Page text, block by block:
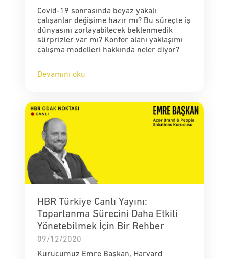
Covid-19 sonrasında beyaz yakalı
çalışanlar değişime hazır mı? Bu süreçte iş
dünyasını zorlayabilecek beklenmedik
sürprizler var mı? Konfor alanı yaklaşımı
çalışma modelleri hakkında neler diyor?
Devamını oku
HBR Türkiye Canlı Yayını:
Toparlanma Sürecini Daha Etkili
Yönetebilmek İçin Bir Rehber
09/12/2020
Kurucumuz Emre Başkan, Harvard